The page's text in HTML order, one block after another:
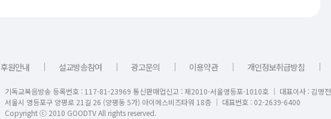
후원안내 ｜ 설교방송참여 ｜ 광고문의 ｜ 이용약관 ｜ 개인정보취급방침 ｜
기독교복음방송 등록번호 : 117-81-23969 통신판매업신고 : 제2010-서울영등포-1010호 │ 대표이사 : 김명전
서울시 영등포구 양평로 21길 26 (양평동 5가) 아이에스비즈타워 18층 │ 대표번호 : 02-2639-6400
Copyright ⓒ 2010 GOODTV All rights reserved.